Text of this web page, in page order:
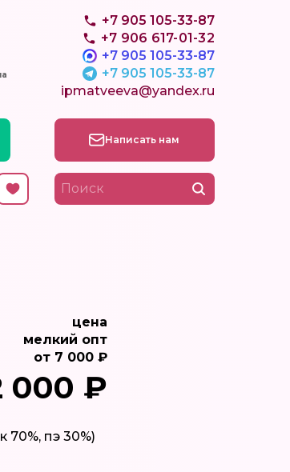
+7 905 105-33-87
+7 906 617-01-32
+7 905 105-33-87
+7 905 105-33-87
ipmatveeva@yandex.ru
Написать нам
цена
мелкий опт
от 7 000 ₽
000 ₽
пэ 30%)